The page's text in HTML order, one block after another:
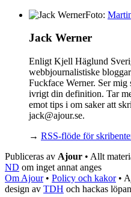
Foto:
Jack Werner
Enligt Kjell Häglund
webbjournalistiske
Fuckface Werner. Ser
ivrigt din definition. Tar
emot tips i om saker att
jack@ajour.se.
→ RSS-flöde för
Publiceras av Ajour • Allt
ND om inget annat anges
Om Ajour• Policy och kakor•
design av TDH och hackas